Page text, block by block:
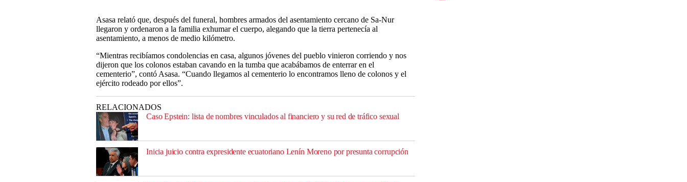
Asasa relató que, después del funeral, hombres armados del asentamiento cercano de Sa-Nur
llegaron y ordenaron a la familia exhumar el cuerpo, alegando que la tierra pertenecía al
asentamiento, a menos de medio kilómetro.
“Mientras recibíamos condolencias en casa, algunos jóvenes del pueblo vinieron corriendo y nos
dijeron que los colonos estaban cavando en la tumba que acabábamos de enterrar en el
cementerio”, contó Asasa. “Cuando llegamos al cementerio lo encontramos lleno de colonos y el
ejército rodeado por ellos”.
RELACIONADOS
Caso Epstein: lista de nombres vinculados al financiero y su red de tráfico sexual
Inicia juicio contra expresidente ecuatoriano Lenín Moreno por presunta corrupción